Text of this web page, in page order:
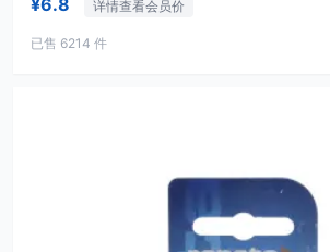
¥6.8 详情查看会员价
已售 6214 件